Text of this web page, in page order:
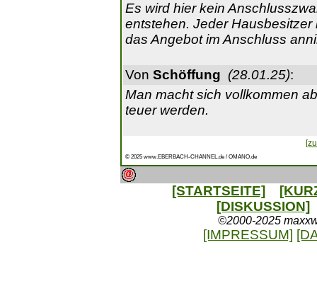
Es wird hier kein
entstehen. Jeder
das Angebot im Anschluss
Von Schöffung (28.01.25):
Man macht sich vollkommen
teuer werden.
© 2025 www.EBERBACH-CHANNEL.de / OMANO.de
[STARTSEITE]
[DISKUSSION]
©2000-2025
[IMPRESSUM]